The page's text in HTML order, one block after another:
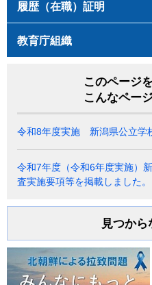
履歴（在職）証明
教育庁組織
このページ
こんなペー
令和8年度実施 新潟県公立学
令和7年度（令和6年度実施）
査実施要項等を掲載しました。
見つから